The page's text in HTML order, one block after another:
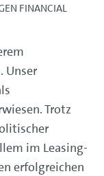
FINANCIAL
Unser
Trotz
im Leasing-
erfolgreichen